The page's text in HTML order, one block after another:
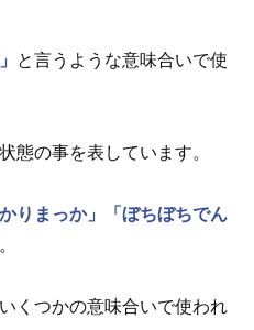
と言うような意味合いで使
態の事を表しています。
りまっか」
「ぼちぼちでん
いくつかの意味合いで使われ